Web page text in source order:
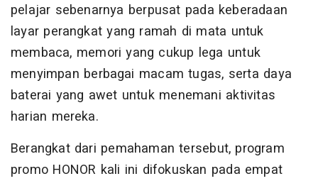
pelajar sebenarnya berpusat pada keberadaan
layar perangkat yang ramah di mata untuk
membaca, memori yang cukup lega untuk
menyimpan berbagai macam tugas, serta daya
baterai yang awet untuk menemani aktivitas
harian mereka.
Berangkat dari pemahaman tersebut, program
promo HONOR kali ini difokuskan pada empat